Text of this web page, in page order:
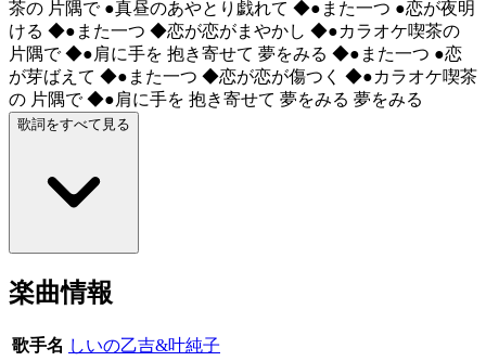
茶の 片隅で ●真昼のあやとり戯れて ◆●また一つ ●恋が夜明
ける ◆●また一つ ◆恋が恋がまやかし ◆●カラオケ喫茶の
片隅で ◆●肩に手を 抱き寄せて 夢をみる ◆●また一つ ●恋
が芽ばえて ◆●また一つ ◆恋が恋が傷つく ◆●カラオケ喫茶
の 片隅で ◆●肩に手を 抱き寄せて 夢をみる 夢をみる
歌詞をすべて見る
楽曲情報
歌手名 しいの乙吉&叶純子